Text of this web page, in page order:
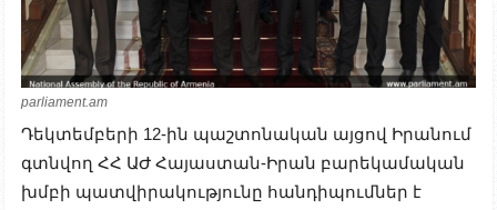
parliament.am
Դեկտեմբերի 12-ին պաշտոնական այցով Իրանում
գտնվող ՀՀ ԱԺ Հայաստան-Իրան բարեկամական
խմբի պատվիրակությունը հանդիպումներ է